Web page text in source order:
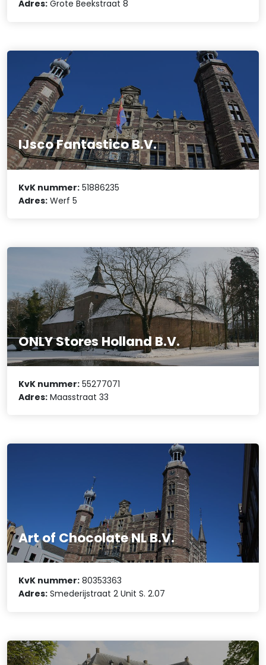
Adres: Grote Beekstraat 8
IJsco Fantastico B.V.
KvK nummer: 51886235
Adres: Werf 5
ONLY Stores Holland B.V.
KvK nummer: 55277071
Adres: Maasstraat 33
Art of Chocolate NL B.V.
KvK nummer: 80353363
Adres: Smederijstraat 2 Unit S. 2.07